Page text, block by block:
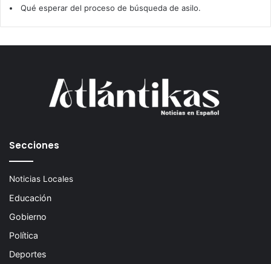
Qué esperar del proceso de búsqueda de asilo.
Secciones
Noticias Locales
Educación
Gobierno
Política
Deportes